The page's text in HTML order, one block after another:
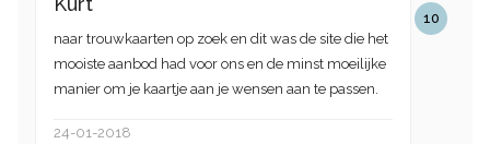
10
naar trouwkaarten op zoek en dit was de site die het
mooiste aanbod had voor ons en de minst moeilijke
manier om je kaartje aan je wensen aan te passen.
24-01-2018